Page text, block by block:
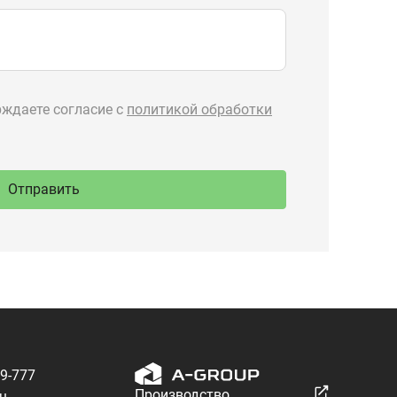
777
71
спецтехники
Разработка — ALGUS